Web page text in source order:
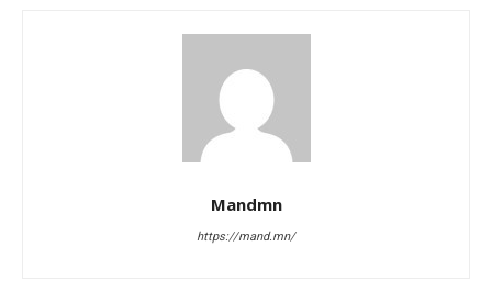
Mandmn
https://mand.mn/